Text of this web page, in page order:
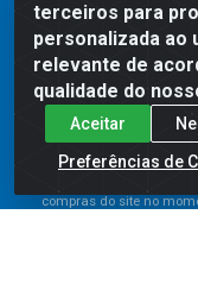
terceiros para
personalizada ao
relevante de
qualidade do
Aceitar
Preferências de
Preços, promoções,
compras realizadas
compras do site no